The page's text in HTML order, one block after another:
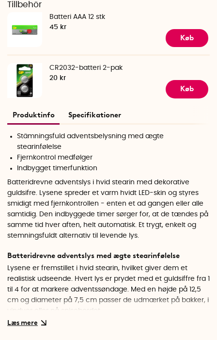
Tillbehör
Batteri AAA 12 stk
45 kr
Køb
CR2032-batteri 2-pak
20 kr
Køb
Produktinfo Specifikationer
Stämningsfuld adventsbelysning med ægte
stearinfølelse
Fjernkontrol medfølger
Indbygget timerfunktion
Batteridrevne adventslys i hvid stearin med dekorative
guldsifre. Lysene spreder et varm hvidt LED-skin og styres
smidigt med fjernkontrollen - enten et ad gangen eller alle
samtidig. Den indbyggede timer sørger for, at de tændes på
samme tid hver aften, helt automatisk. Et trygt, enkelt og
stemningsfuldt alternativ til levende lys.
Batteridrevne adventslys med ægte stearinfølelse
Lysene er fremstillet i hvid stearin, hvilket giver dem et
realistisk udseende. Hvert lys er prydet med et guldsiffre fra 1
til 4 for at markere adventssøndage. Med en højde på 12,5
cm og diameter på 7,5 cm passer de udmærket på bakker, i
vinduer eller på spisebordet.